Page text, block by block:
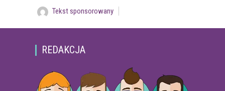
Tekst sponsorowany
REDAKCJA